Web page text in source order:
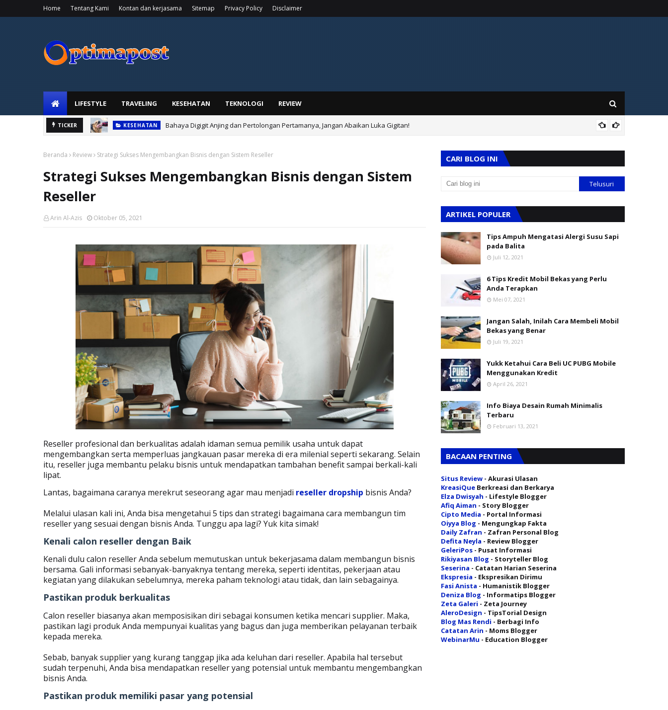
Home Tentang Kami Kontan dan kerjasama Sitemap Privacy Policy Disclaimer
LIFESTYLE TRAVELING KESEHATAN TEKNOLOGI REVIEW
TICKER KESEHATAN Bahaya Digigit Anjing dan Pertolongan Pertamanya, Jangan Abaikan Luka Gigitan!
Beranda Review Strategi Sukses Mengembangkan Bisnis dengan Sistem Reseller
Strategi Sukses Mengembangkan Bisnis dengan Sistem
Reseller
Arin Al-Azis Oktober 05, 2021
Reseller profesional dan berkualitas adalah idaman semua pemilik usaha untuk dapat
mengembangkan serta memperluas jangkauan pasar mereka di era milenial seperti sekarang. Selain
itu, reseller juga membantu pelaku bisnis untuk mendapatkan tambahan benefit sampai berkali-kali
lipat.
Lantas, bagaimana caranya merekrut seseorang agar mau menjadi reseller dropship bisnis Anda?
Melalui ulasan kali ini, Anda bisa mengetahui 5 tips dan strategi bagaimana cara membangun tim
reseller yang sesuai dengan bisnis Anda. Tunggu apa lagi? Yuk kita simak!
Kenali calon reseller dengan Baik
Kenali dulu calon reseller Anda sebelum memutuskan untuk bekerjasama dalam membangun bisnis
bersama. Gali informasi sebanyak-banyaknya tentang mereka, seperti identitas, pekerjaan atau
kegiatan yang dilakukan sebelumnya, mereka paham teknologi atau tidak, dan lain sebagainya.
Pastikan produk berkualitas
Calon reseller biasanya akan memposisikan diri sebagai konsumen ketika mencari supplier. Maka,
pastikan lagi produk Anda mempunyai kualitas yang bagus dan juga memberikan pelayanan terbaik
kepada mereka.
Sebab, banyak supplier yang kurang tanggap jika ada keluhan dari reseller. Apabila hal tersebut
sudah terpenuhi, Anda bisa mendapatkan reseller yang potensial untuk membantu mengembangkan
bisnis Anda.
Pastikan produk memiliki pasar yang potensial
CARI BLOG INI
ARTIKEL POPULER
Tips Ampuh Mengatasi Alergi Susu Sapi
pada Balita
Juli 12, 2021
6 Tips Kredit Mobil Bekas yang Perlu
Anda Terapkan
Mei 07, 2021
Jangan Salah, Inilah Cara Membeli Mobil
Bekas yang Benar
Juli 19, 2021
Yukk Ketahui Cara Beli UC PUBG Mobile
Menggunakan Kredit
April 26, 2021
Info Biaya Desain Rumah Minimalis
Terbaru
Februari 13, 2021
BACAAN PENTING
Situs Review - Akurasi Ulasan
KreasiQue Berkreasi dan Berkarya
Elza Dwisyah - Lifestyle Blogger
Afiq Aiman - Story Blogger
Cipto Media - Portal Informasi
Oiyya Blog - Mengungkap Fakta
Daily Zafran - Zafran Personal Blog
Defita Neyla - Review Blogger
GeleriPos - Pusat Informasi
Rikiyasan Blog - Storyteller Blog
Seserina - Catatan Harian Seserina
Ekspresia - Ekspresikan Dirimu
Fasi Anista - Humanistik Blogger
Deniza Blog - Informatips Blogger
Zeta Galeri - Zeta Journey
AleroDesign - TipsTorial Design
Blog Mas Rendi - Berbagi Info
Catatan Arin - Moms Blogger
WebinarMu - Education Blogger